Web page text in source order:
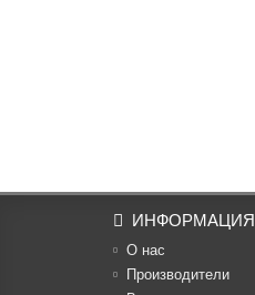
ИНФОРМАЦИЯ
О нас
Производители